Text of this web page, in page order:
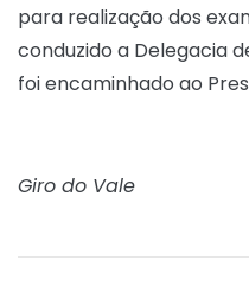
para realização dos
conduzido a Delegacia
foi encaminhado ao
Giro do Vale